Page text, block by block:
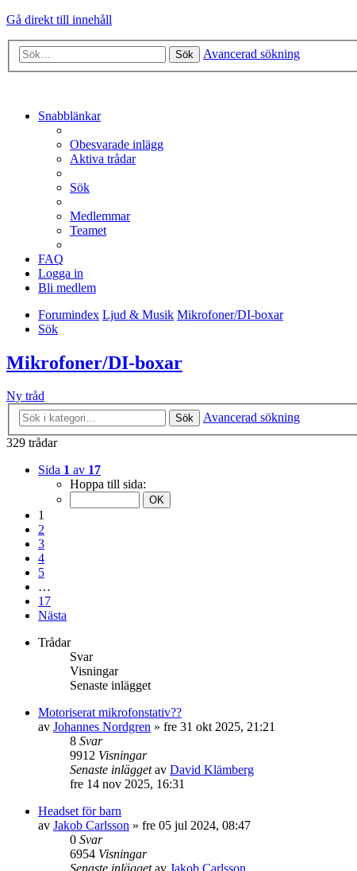
Gå direkt till innehåll
Sök Avancerad sökning
Snabblänkar
Obesvarade inlägg
Aktiva trådar
Sök
Medlemmar
Teamet
FAQ
Logga in
Bli medlem
Forumindex Ljud & Musik Mikrofoner/DI-boxar
Sök
Mikrofoner/DI-boxar
Ny tråd
Sök
Avancerad sökning
329 trådar
Sida 1 av 17
Hoppa till sida:
1
2
3
4
5
…
17
Nästa
Trådar
Svar
Visningar
Senaste inlägget
Motoriserat mikrofonstativ??
av Johannes Nordgren » fre 31 okt 2025, 21:21
8 Svar
9912 Visningar
Senaste inläggetav David Klämberg
fre 14 nov 2025, 16:31
Headset för barn
av Jakob Carlsson » fre 05 jul 2024, 08:47
0 Svar
6954 Visningar
Senaste inläggetav Jakob Carlsson